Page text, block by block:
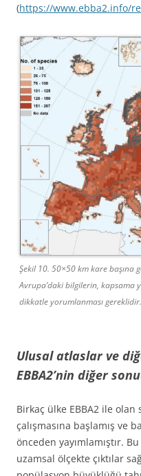
(https://www.ebba2.info/
Şekil 10. 50×50 km kare başına
Avrupa’daki bilgilerin, kapsama
dikkatle yorumlanması gereklidir.
Ulusal atlaslar ve
EBBA2’nin diğer
Birkaç ülke EBBA2 ile
çalışmasına başlamış ve
önceden yayımlamıştır.
uzamsal ölçekte çıktılar